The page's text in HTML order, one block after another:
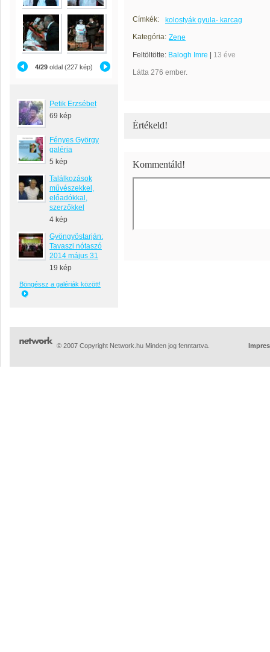
4/29 oldal (227 kép)
Petik Erzsébet
69 kép
Fényes György
galéria
5 kép
Találkozások
művészekkel,
előadókkal,
szerzőkkel
4 kép
Gyöngyöstarján:
Tavaszi nótaszó
2014 május 31
19 kép
Böngéssz a galériák között!
Címkék:
kolostyák gyula- karcag
Kategória: Zene
Feltöltötte: Balogh Imre 13 éve
Látta 276 ember.
Értékeld!
Kommentáld!
© 2007 Copyright Network.hu Minden jog fenntartva.